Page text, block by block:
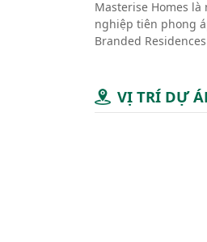
Masterise Homes
nghiệp tiên phong
Branded
VỊ TRÍ DỰ